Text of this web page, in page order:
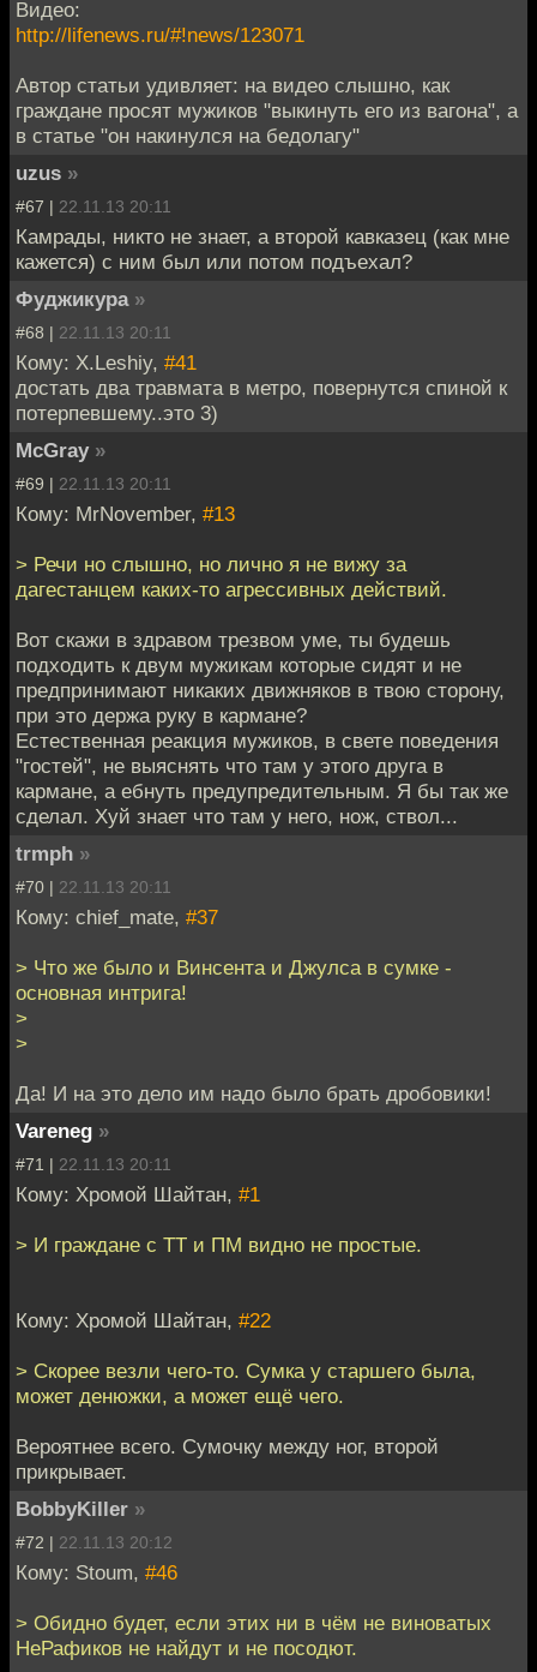
Видео:
http://lifenews.ru/#!news/123071
Автор статьи удивляет: на видео слышно, как
граждане просят мужиков "выкинуть его из вагона", а
в статье "он накинулся на бедолагу"
uzus »
#67 | 22.11.13 20:11
Камрады, никто не знает, а второй кавказец (как мне
кажется) с ним был или потом подъехал?
Фуджикура »
#68 | 22.11.13 20:11
Кому: X.Leshiy, #41
достать два травмата в метро, повернутся спиной к
потерпевшему..это 3)
McGray »
#69 | 22.11.13 20:11
Кому: MrNovember, #13
> Речи но слышно, но лично я не вижу за
дагестанцем каких-то агрессивных действий.
Вот скажи в здравом трезвом уме, ты будешь
подходить к двум мужикам которые сидят и не
предпринимают никаких движняков в твою сторону,
при это держа руку в кармане?
Естественная реакция мужиков, в свете поведения
"гостей", не выяснять что там у этого друга в
кармане, а ебнуть предупредительным. Я бы так же
сделал. Хуй знает что там у него, нож, ствол...
trmph »
#70 | 22.11.13 20:11
Кому: chief_mate, #37
> Что же было и Винсента и Джулса в сумке -
основная интрига!
>
>
Да! И на это дело им надо было брать дробовики!
Vareneg »
#71 | 22.11.13 20:11
Кому: Хромой Шайтан, #1
> И граждане с ТТ и ПМ видно не простые.
Кому: Хромой Шайтан, #22
> Скорее везли чего-то. Сумка у старшего была,
может денюжки, а может ещё чего.
Вероятнее всего. Сумочку между ног, второй
прикрывает.
BobbyKiller »
#72 | 22.11.13 20:12
Кому: Stoum, #46
> Обидно будет, если этих ни в чём не виноватых
НеРафиков не найдут и не посодют.